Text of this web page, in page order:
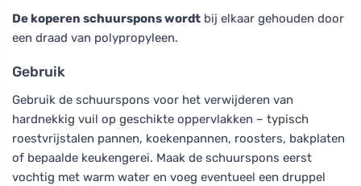
De koperen schuurspons wordt bij elkaar gehouden door
een draad van polypropyleen.
Gebruik
Gebruik de schuurspons voor het verwijderen van
hardnekkig vuil op geschikte oppervlakken – typisch
roestvrijstalen pannen, koekenpannen, roosters, bakplaten
of bepaalde keukengerei. Maak de schuurspons eerst
vochtig met warm water en voeg eventueel een druppel